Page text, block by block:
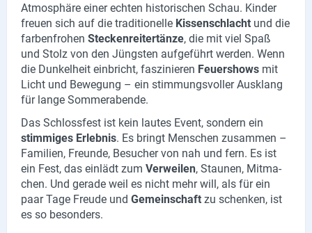
At­mo­sphä­re einer ech­ten his­to­ri­schen Schau. Kin­der
freu­en sich auf die tra­di­tio­nel­le Kis­sen­schlacht und die
far­ben­fro­hen Ste­cken­rei­ter­tän­ze, die mit viel Spaß
und Stolz von den Jüngs­ten auf­ge­führt wer­den. Wenn
die Dun­kel­heit ein­bricht, fas­zi­nie­ren Feu­er­shows mit
Licht und Be­we­gung – ein stim­mungs­vol­ler Aus­klang
für lange Som­mer­aben­de.
Das Schloss­fest ist kein lau­tes Event, son­dern ein
stim­mi­ges Er­leb­nis. Es bringt Men­schen zu­sam­men –
Fa­mi­li­en, Freun­de, Be­su­cher von nah und fern. Es ist
ein Fest, das ein­lädt zum Ver­wei­len, Stau­nen, Mit­ma­
chen. Und ge­ra­de weil es nicht mehr will, als für ein
paar Tage Freu­de und Ge­mein­schaft zu schen­ken, ist
es so be­son­ders.
Newsletter
AGB
Impressum
Datenschutz
Social Media
Facebook
X